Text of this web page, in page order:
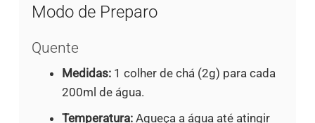
Modo de Preparo
Quente
Medidas:1 colher de chá (2g) para cada
200ml de água.
Temperatura:Aqueça a água até atingir